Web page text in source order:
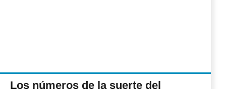
Los números de la suerte del